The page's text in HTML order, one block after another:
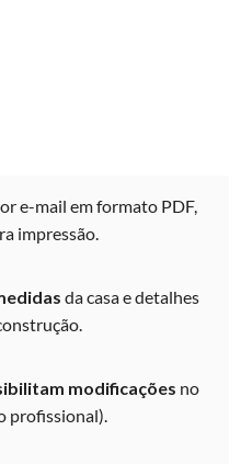
e-mail em formato PDF,
impressão.
da casa e detalhes
modificações no
profissional).